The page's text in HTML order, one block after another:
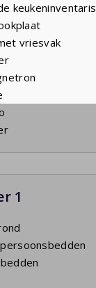
keukeninventaris
vriesvak
1